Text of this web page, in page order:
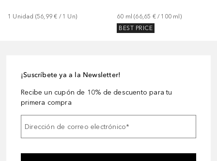
1 Unidad (56,99 € / 1 Un) 60 ml (66,65 € / 100 ml )
BEST PRICE
¡Suscríbete ya a la Newsletter!
Recibe un cupón de 10% de descuento para tu
primera compra
Dirección de correo electrónico*